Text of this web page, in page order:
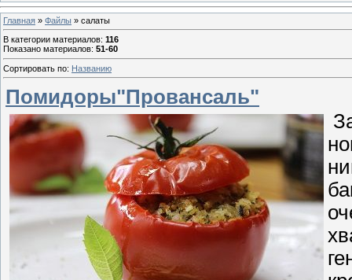
Главная » Файлы » салаты
В категории материалов: 116
Показано материалов: 51-60
Сортировать по: Названию
Помидоры"Провансаль"